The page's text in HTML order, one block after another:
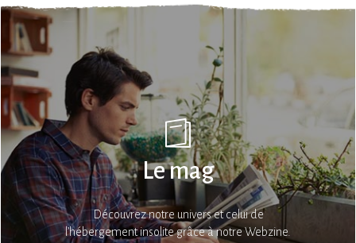
Le mag
Découvrez notre univers et celui de
l’hébergement insolite grâce à notre Webzine.